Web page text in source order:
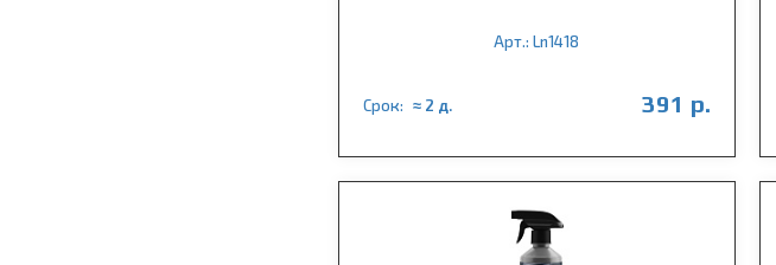
Арт.: Ln1418
Срок: ≈ 2 д. 391 р.